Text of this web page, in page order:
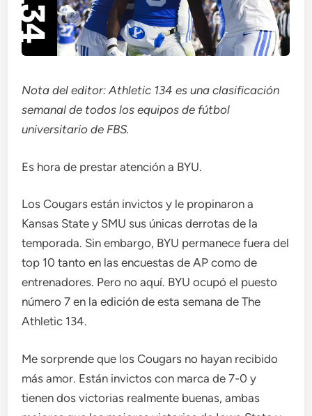
Nota del editor: Athletic 134 es una clasificación
semanal de todos los equipos de fútbol
universitario de FBS.
Es hora de prestar atención a BYU.
Los Cougars están invictos y le propinaron a
Kansas State y SMU sus únicas derrotas de la
temporada. Sin embargo, BYU permanece fuera del
top 10 tanto en las encuestas de AP como de
entrenadores. Pero no aquí. BYU ocupó el puesto
número 7 en la edición de esta semana de The
Athletic 134.
Me sorprende que los Cougars no hayan recibido
más amor. Están invictos con marca de 7-0 y
tienen dos victorias realmente buenas, ambas